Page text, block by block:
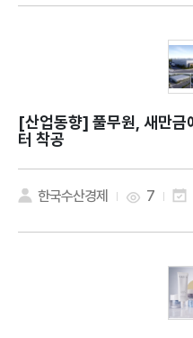
[산업동향]
터 착공
한국수산경제 7